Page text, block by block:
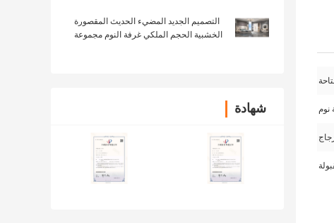
مجموعات غرفة النوم
التصميم الجديد المضيء الحديث المقصورة
الخشبية الحجم الملكي غرفة النوم مجموعة
شهادة نوم